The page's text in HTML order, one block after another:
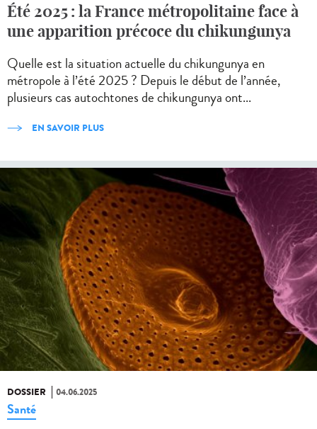
Été 2025 : la France métropolitaine face à
une apparition précoce du chikungunya
Quelle est la situation actuelle du chikungunya en
métropole à l’été 2025 ? Depuis le début de l’année,
plusieurs cas autochtones de chikungunya ont...
EN SAVOIR PLUS
DOSSIER 04.06.2025
Santé